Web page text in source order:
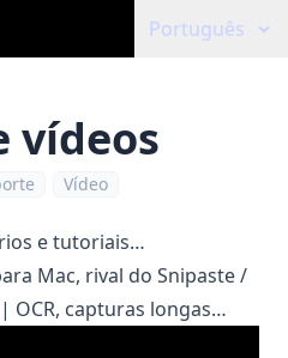
Português
vídeos
Vídeo
e tutoriais…
Mac, rival do Snipaste /
capturas longas…